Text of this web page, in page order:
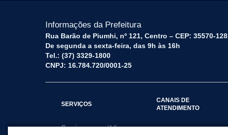
Informações da Prefeitura
Rua Barão de Piumhi, nº 121, Centro – CEP: 35570-128
De segunda a sexta-feira, das 9h às 16h
Tel.: (37) 3329-1800
CNPJ: 16.784.720/0001-25
SERVIÇOS
Serviços por público
CANAIS DE
ATENDIMENTO